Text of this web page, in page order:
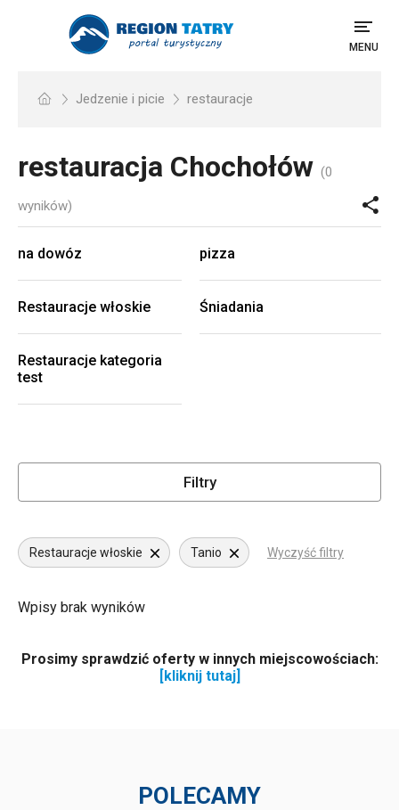
MENU
Jedzenie i picie restauracje
restauracja Chochołów (0
wyników)
na dowóz pizza
Restauracje włoskie Śniadania
Restauracje kategoria
test
Filtry
Restauracje włoskie Tanio Wyczyść filtry
Wpisy brak wyników
Prosimy sprawdzić oferty w innych miejscowościach:
[kliknij tutaj]
POLECAMY